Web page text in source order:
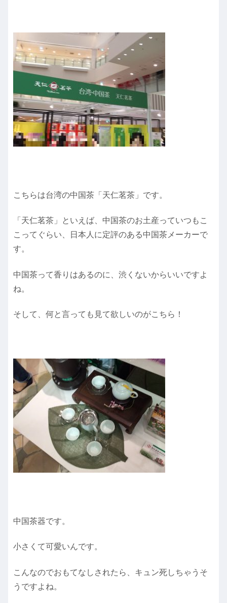
こちらは台湾の中国茶「天仁茗茶」です。
「天仁茗茶」といえば、中国茶のお土産っていつもこ
こってぐらい、日本人に定評のある中国茶メーカーで
す。
中国茶って香りはあるのに、渋くないからいいですよ
ね。
そして、何と言っても見て欲しいのがこちら！
中国茶器です。
小さくて可愛いんです。
こんなのでおもてなしされたら、キュン死しちゃうそ
うですよね。